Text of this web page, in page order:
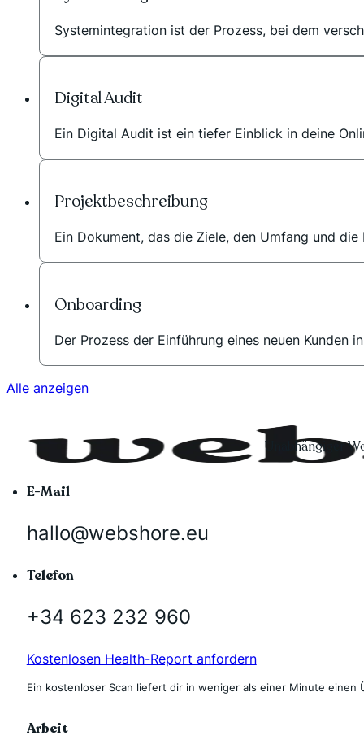
Systemintegration ist der Prozess, bei dem
Digital Audit
Ein Digital Audit ist ein tiefer Einblick in deine
Projektbeschreibung
Ein Dokument, das die Ziele, den Umfang und
Onboarding
Der Prozess der Einführung eines neuen Kunden
Alle anzeigen
Unabhängiger
E-Mail
hallo@webshore.eu
Telefon
+34 623 232 960
Kostenlosen Health-Report anfordern
Ein kostenloser Scan liefert dir in weniger als einer Minute einen
Arbeit